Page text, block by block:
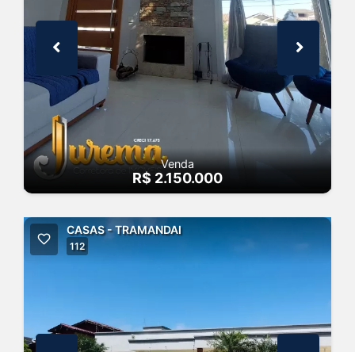
Venda
R$ 2.150.000
CASAS - TRAMANDAI
112